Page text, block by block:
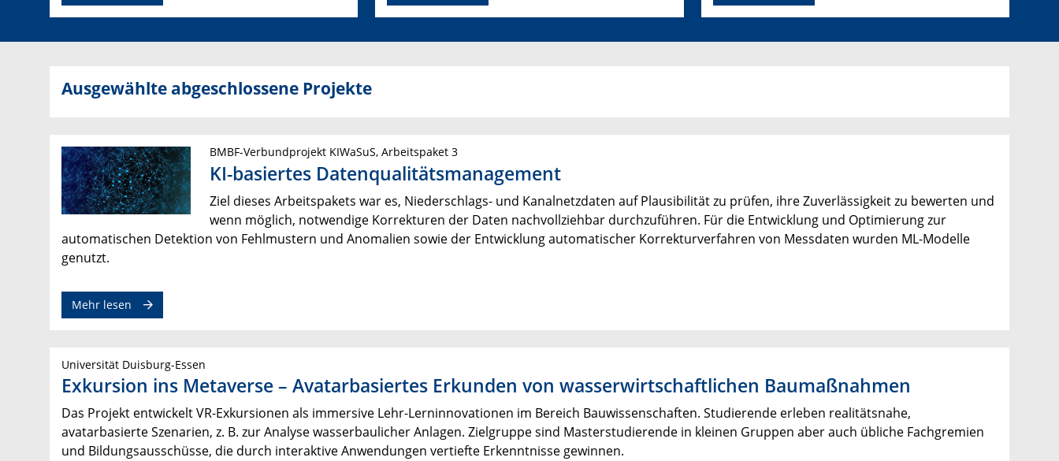
Ausgewählte abgeschlossene Projekte
BMBF-Verbundprojekt KIWaSuS, Arbeitspaket 3
KI-basiertes Datenqualitätsmanagement
Ziel dieses Arbeitspakets war es, Niederschlags- und Kanalnetzdaten auf Plausibilität zu prüfen, ihre Zuverlässigkeit zu bewerten und
wenn möglich, notwendige Korrekturen der Daten nachvollziehbar durchzuführen. Für die Entwicklung und Optimierung zur
automatischen Detektion von Fehlmustern und Anomalien sowie der Entwicklung automatischer Korrekturverfahren von Messdaten wurden ML-Modelle
genutzt.
Mehr lesen
Universität Duisburg-Essen
Exkursion ins Metaverse – Avatarbasiertes Erkunden von wasserwirtschaftlichen Baumaßnahmen
Das Projekt entwickelt VR-Exkursionen als immersive Lehr-Lerninnovationen im Bereich Bauwissenschaften. Studierende erleben realitätsnahe,
avatarbasierte Szenarien, z. B. zur Analyse wasserbaulicher Anlagen. Zielgruppe sind Masterstudierende in kleinen Gruppen aber auch übliche Fachgremien
und Bildungsausschüsse, die durch interaktive Anwendungen vertiefte Erkenntnisse gewinnen.